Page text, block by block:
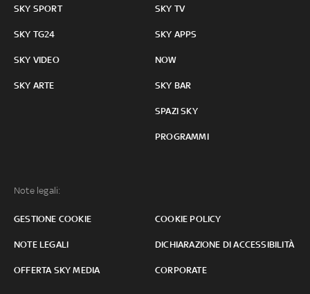
SKY SPORT
SKY TG24
SKY VIDEO
SKY ARTE
SKY TV
SKY APPS
NOW
SKY BAR
SPAZI SKY
PROGRAMMI
Note legali:
GESTIONE COOKIE COOKIE POLICY
NOTE LEGALI DICHIARAZIONE DI ACCESSIBILITÀ
OFFERTA SKY MEDIA CORPORATE